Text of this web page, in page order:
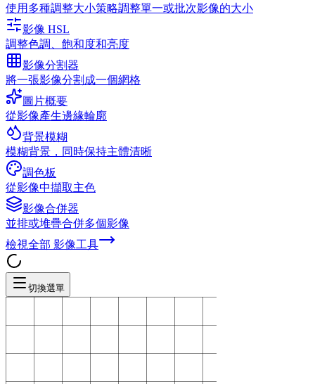
使用多種調整大小策略調整單一或批次影像的大小
影像 HSL
調整色調、飽和度和亮度
影像分割器
將一張影像分割成一個網格
圖片概要
從影像產生邊緣輪廓
背景模糊
模糊背景，同時保持主體清晰
調色板
從影像中擷取主色
影像合併器
並排或堆疊合併多個影像
檢視全部 影像工具
切換選單